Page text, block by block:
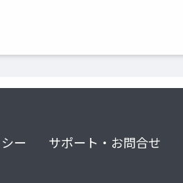
ー サポート・お問合せ